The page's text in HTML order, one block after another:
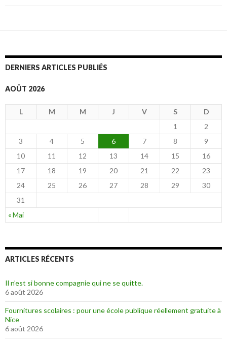
DERNIERS ARTICLES PUBLIÉS
AOÛT 2026
L M M J V S D
« Mai
1
2
3
4 5 6 7 8
9
10
11 12 13 14 15
16
17
18 19 20 21 22
23
24
25 26 27 28 29
30
31
ARTICLES RÉCENTS
Il n’est si bonne compagnie qui ne se quitte.
6 août 2026
Fournitures scolaires : pour une école publique réellement gratuite à
Nice
6 août 2026